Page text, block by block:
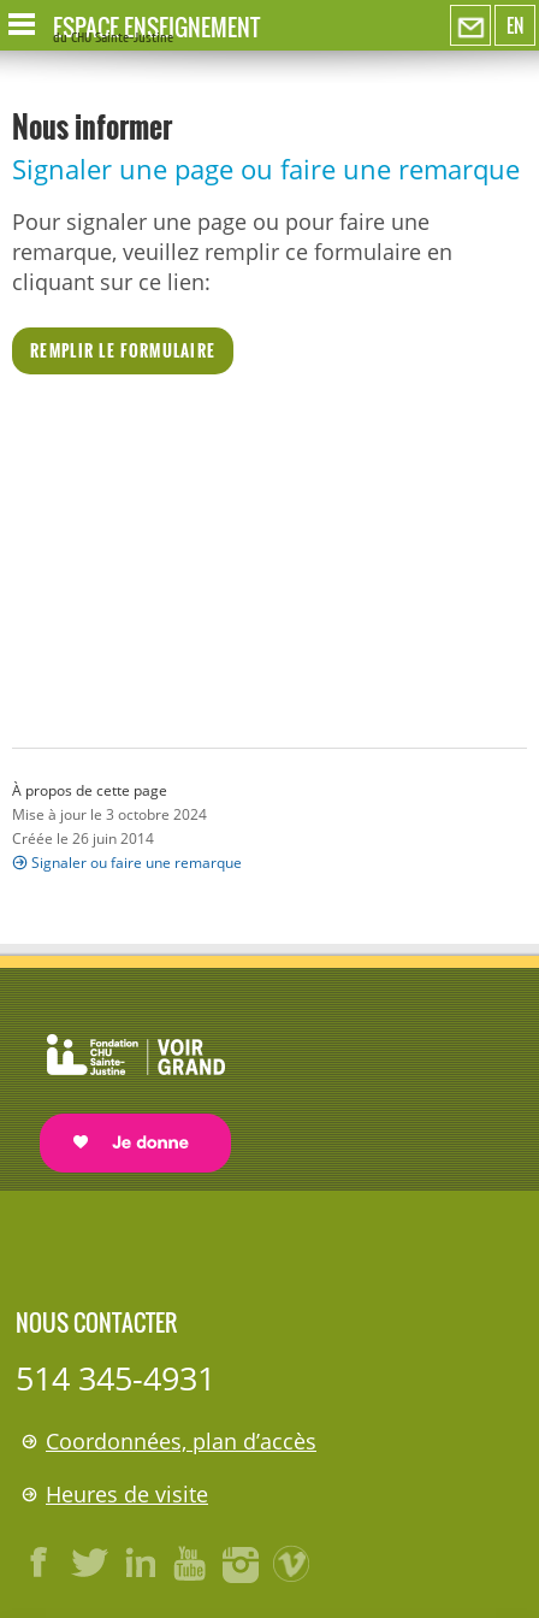
EN
ESPACE ENSEIGNEMENT
du CHU Sainte-Justine
Nous informer
Signaler une page ou faire une remarque
Pour signaler une page ou pour faire une
remarque, veuillez remplir ce formulaire en
cliquant sur ce lien:
REMPLIR LE FORMULAIRE
À propos de cette page
Mise à jour le 3 octobre 2024
Créée le 26 juin 2014
Signaler ou faire une remarque
NOUS CONTACTER
514 345-4931
Coordonnées, plan d’accès
Heures de visite